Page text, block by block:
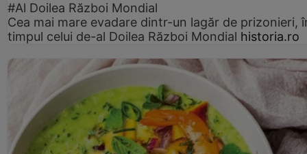
#Al Doilea Război Mondial
Cea mai mare evadare dintr-un lagăr de prizonieri,
timpul celui de-al Doilea Război Mondial historia.ro